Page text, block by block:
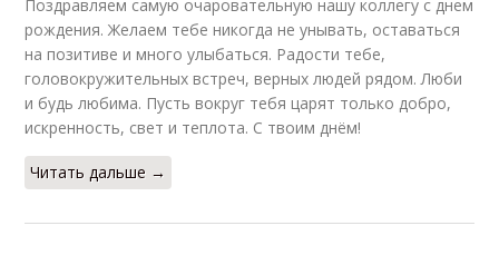
Поздравляем самую очаровательную нашу коллегу с днем
рождения. Желаем тебе никогда не унывать, оставаться
на позитиве и много улыбаться. Радости тебе,
головокружительных встреч, верных людей рядом. Люби
и будь любима. Пусть вокруг тебя царят только добро,
искренность, свет и теплота. С твоим днём!
Читать дальше →